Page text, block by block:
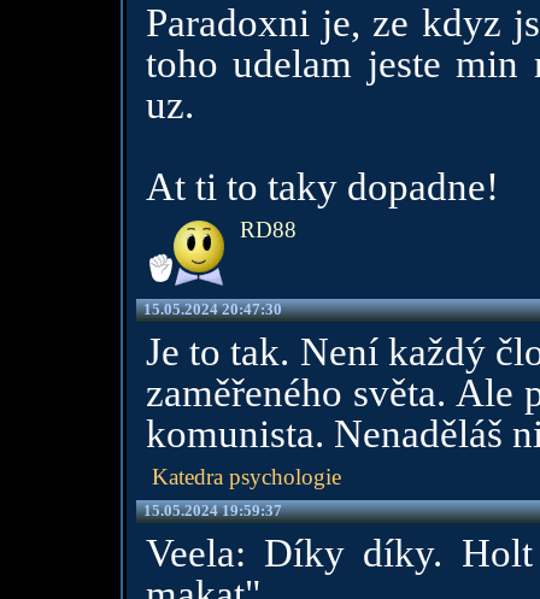
Paradoxni je, ze kdyz
toho udelam jeste
uz.
At ti to taky dopadne!
RD88
15.05.2024 20:47:30
Je to tak. Není každý
zaměřeného světa. Ale
komunista. Nenaděláš
Katedra psychologie
15.05.2024 19:59:37
Veela: Díky díky.